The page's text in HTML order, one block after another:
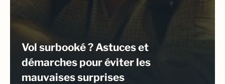
Vol surbooké ? Astuces et
démarches pour éviter les
mauvaises surprises